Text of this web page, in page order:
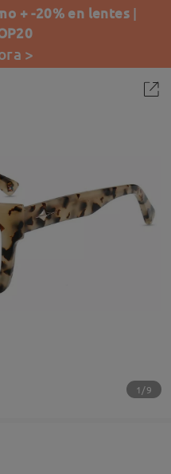
+ -20% en lentes |
>
1/9